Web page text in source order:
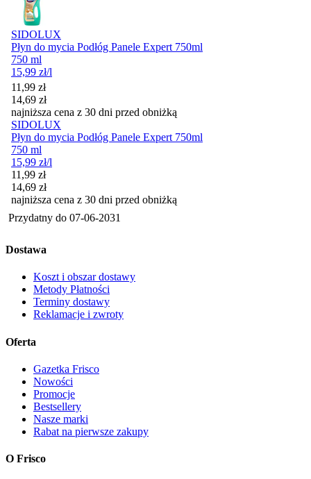
SIDOLUX
Płyn do mycia Podłóg Panele Expert 750ml
750 ml
15,99 zł/l
Cena promocyjna
11,99 zł
14,69 zł
najniższa cena z 30 dni przed obniżką
SIDOLUX
Płyn do mycia Podłóg Panele Expert 750ml
750 ml
15,99 zł/l
Cena promocyjna
11,99 zł
14,69 zł
najniższa cena z 30 dni przed obniżką
Przydatny do 07-06-2031
Dostawa
Koszt i obszar dostawy
Metody Płatności
Terminy dostawy
Reklamacje i zwroty
Oferta
Gazetka Frisco
Nowości
Promocje
Bestsellery
Nasze marki
Rabat na pierwsze zakupy
O Frisco